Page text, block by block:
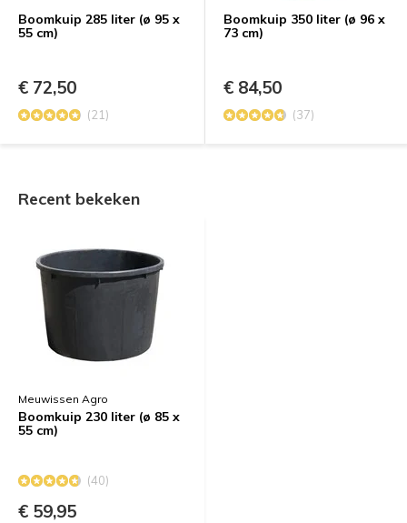
Boomkuip 285 liter (ø 95 x
55 cm)
€ 72,50
(21)
Boomkuip 350 liter (ø 96 x
73 cm)
€ 84,50
(37)
Recent bekeken
Meuwissen Agro
Boomkuip 230 liter (ø 85 x
55 cm)
(40)
€ 59,95